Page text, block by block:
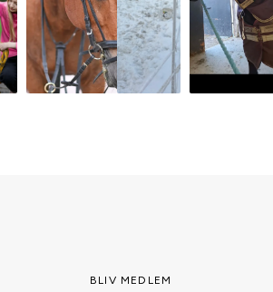
BLIV MEDLEM